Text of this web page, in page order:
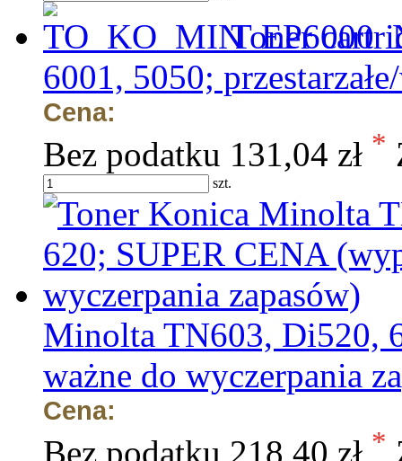
Toner
6001, 5050;
Cena:
Bez podatku 131,04 zł *
szt.
Minolta TN603, Di520,
ważne do wyczerpania
Cena:
Bez podatku 218,40 zł *